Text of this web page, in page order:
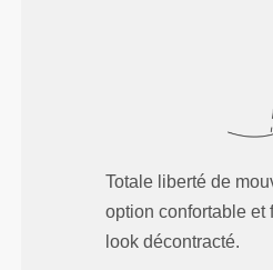
Totale liberté de
option confortable et
look décontracté.